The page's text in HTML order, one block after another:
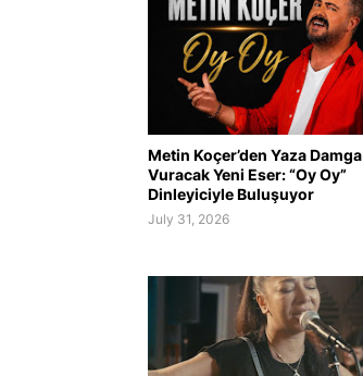
Metin Koçer’den Yaza Damga
Vuracak Yeni Eser: “Oy Oy”
Dinleyiciyle Buluşuyor
July 31, 2026